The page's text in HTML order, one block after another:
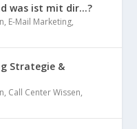
was ist mit dir…?
, E-Mail Marketing,
Strategie &
, Call Center Wissen,